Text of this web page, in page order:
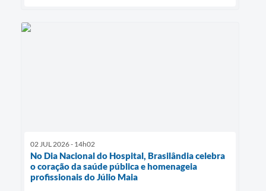
02 JUL 2026 - 14h02
No Dia Nacional do Hospital, Brasilândia celebra
o coração da saúde pública e homenageia
profissionais do Júlio Maia